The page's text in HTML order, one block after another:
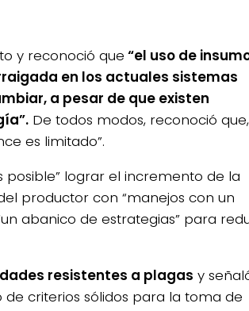
y reconoció que “el uso de
en los actuales sistemas
a pesar de que existen
De todos modos, reconoció que,
es limitado”.
posible” lograr el incremento de la
productor con “manejos con un
abanico de estrategias” para
resistentes a plagas y
de criterios sólidos para la toma de